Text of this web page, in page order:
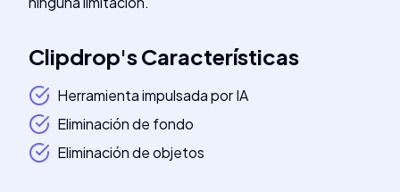
Clipdrop'sCaracterísticas
Herramienta impulsada por IA
Eliminación de fondo
Eliminación de objetos